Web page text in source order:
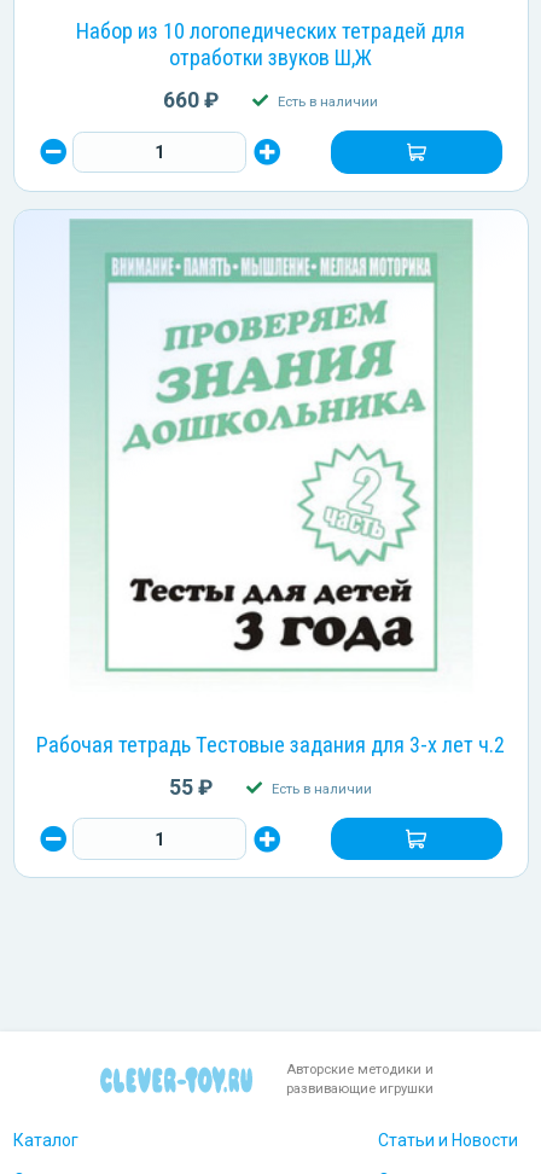
Набор из 10 логопедических тетрадей для
отработки звуков Ш,Ж
660 ₽ Есть в наличии
Рабочая тетрадь Тестовые задания для 3-х лет ч.2
55 ₽ Есть в наличии
Авторские методики и
развивающие игрушки
Каталог Статьи и Новости